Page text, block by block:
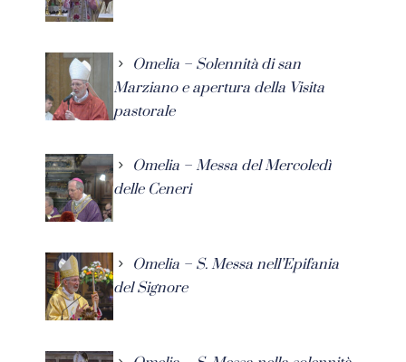
Omelia – Solennità di san
Marziano e apertura della Visita
pastorale
Omelia – Messa del Mercoledì
delle Ceneri
Omelia – S. Messa nell’Epifania
del Signore